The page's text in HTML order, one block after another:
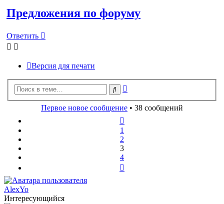
Предложения по форуму
Ответить
Версия для печати
Поиск
Первое новое сообщение • 38 сообщений
1
2
3
4
AlexYo
Интересующийся